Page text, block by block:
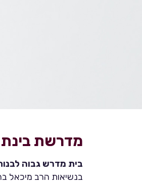
מדרשת בינת
בית מדרש גבוה
בנשיאות הרב מיכאל